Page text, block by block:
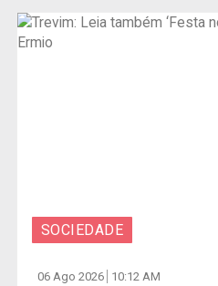
SOCIEDADE
06 Ago 2026 10:12 AM